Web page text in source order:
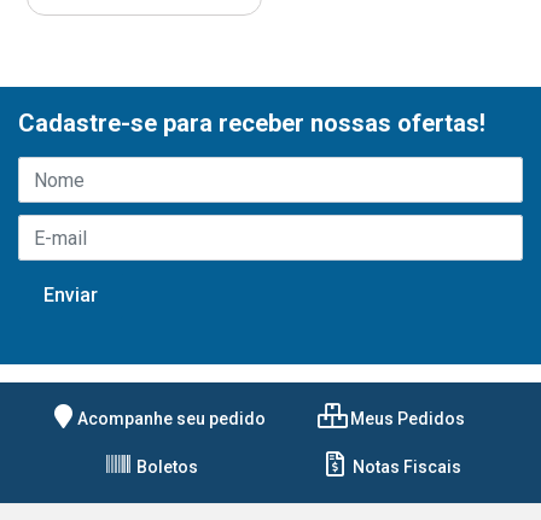
Cadastre-se para receber nossas ofertas!
Acompanhe seu pedido Meus Pedidos
Boletos Notas Fiscais